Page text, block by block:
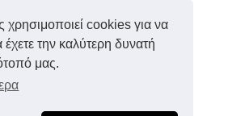
χρησιμοποιεί cookies για να
έχετε την καλύτερη δυνατή
μας.